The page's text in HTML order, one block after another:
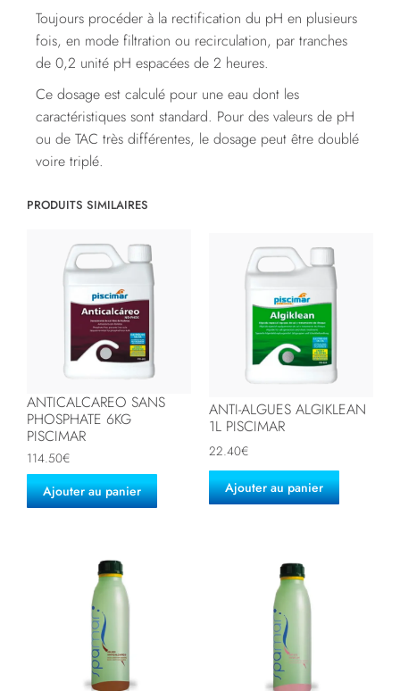
Toujours procéder à la rectification du pH en plusieurs
fois, en mode filtration ou recirculation, par tranches
de 0,2 unité pH espacées de 2 heures.
Ce dosage est calculé pour une eau dont les
caractéristiques sont standard. Pour des valeurs de pH
ou de TAC très différentes, le dosage peut être doublé
voire triplé.
PRODUITS SIMILAIRES
ANTICALCAREO SANS
PHOSPHATE 6KG
PISCIMAR
114.50€
Ajouter au panier
ANTI-ALGUES ALGIKLEAN
1L PISCIMAR
22.40€
Ajouter au panier